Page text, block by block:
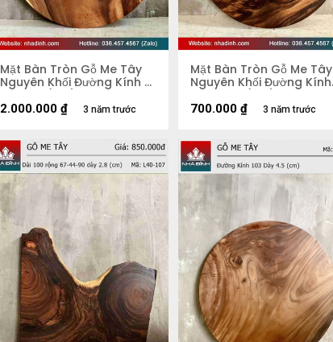
Mặt Bàn Tròn Gỗ Me Tây
Nguyên Khối Đường Kính 81
Dày 5,5 (cm)
3 năm trước
2.000.000 ₫
Mặt Bàn Tròn Gỗ Me Tây
Nguyên Khối Đường Kính
59 Dày 4 (cm)
3 năm trước
700.000 ₫